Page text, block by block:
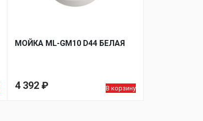
МОЙКA ML-GM10 D44 БЕЛАЯ
4 392 ₽ В корзину